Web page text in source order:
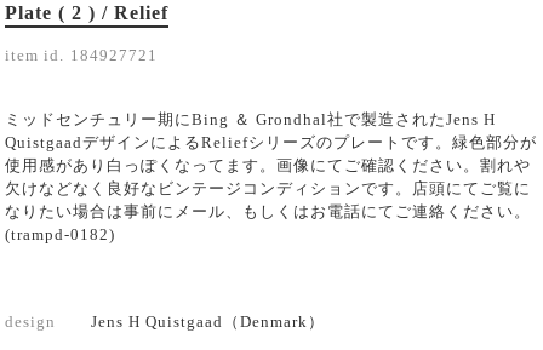
Plate ( 2 ) / Relief
item id. 184927721
ミッドセンチュリー期にBing ＆ Grondhal社で製造されたJens H
QuistgaadデザインによるReliefシリーズのプレートです。緑色部分が
使用感があり白っぽくなってます。画像にてご確認ください。割れや
欠けなどなく良好なビンテージコンディションです。店頭にてご覧に
なりたい場合は事前にメール、もしくはお電話にてご連絡ください。
(trampd-0182)
design Jens H Quistgaad（Denmark）